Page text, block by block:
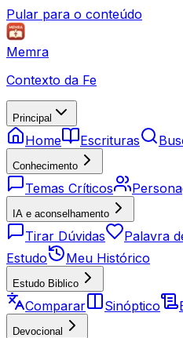
Pular para o conteúdo
Memra
Contexto da Fe
Principal
Home Escrituras
Conhecimento
Temas Críticos
IA e aconselhamento
Tirar Dúvidas Palavra
Estudo
Meu Histórico
Estudo Biblico
Comparar Sinóptico
Devocional